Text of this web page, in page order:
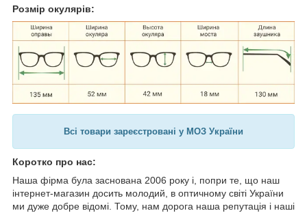
Розмір окулярів:
Всі товари зареєстровані у МОЗ України
Коротко про нас:
Наша фірма була заснована 2006 року і, попри те, що наш
інтернет-магазин досить молодий, в оптичному світі України
ми дуже добре відомі. Тому, нам дорога наша репутація і наші